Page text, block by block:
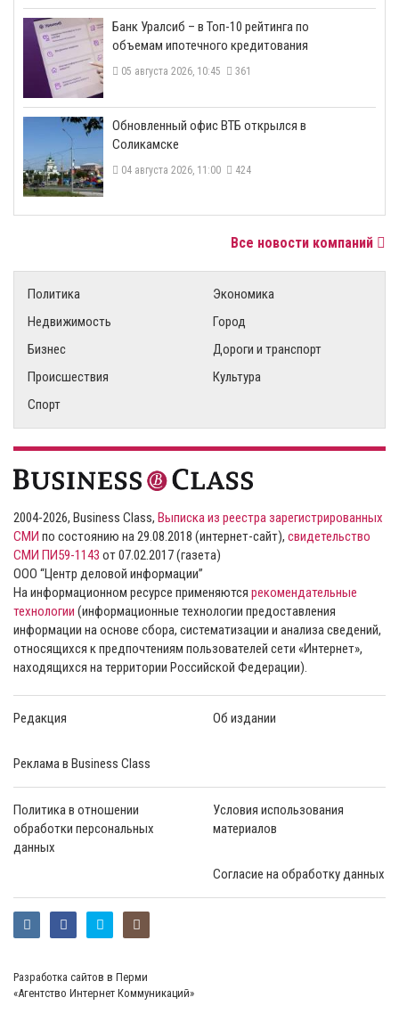
​Банк Уралсиб – в Топ-10 рейтинга по
объемам ипотечного кредитования
05 августа 2026, 10:45 361
​Обновленный офис ВТБ открылся в
Соликамске
04 августа 2026, 11:00 424
Все новости компаний
Политика
Экономика
Недвижимость
Город
Бизнес
Дороги и транспорт
Происшествия
Культура
Спорт
2004-2026, Business Class, Выписка из реестра зарегистрированных
СМИ по состоянию на 29.08.2018 (интернет-сайт), свидетельство
СМИ ПИ59-1143 от 07.02.2017 (газета)
ООО “Центр деловой информации”
На информационном ресурсе применяются рекомендательные
технологии (информационные технологии предоставления
информации на основе сбора, систематизации и анализа сведений,
относящихся к предпочтениям пользователей сети «Интернет»,
находящихся на территории Российской Федерации).
Редакция Об издании
Реклама в Business Class
Политика в отношении
обработки персональных
данных
Условия использования
материалов
Согласие на обработку данных
Разработка сайтов в Перми
«Агентство Интернет Коммуникаций»